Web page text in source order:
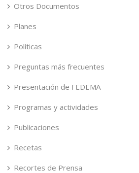
Otros Documentos
Planes
Políticas
Preguntas más frecuentes
Presentación de FEDEMA
Programas y actividades
Publicaciones
Recetas
Recortes de Prensa